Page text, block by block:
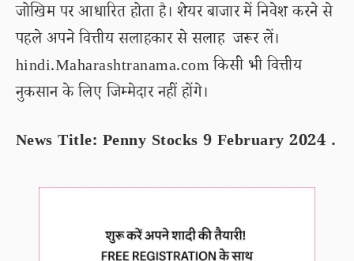
जोखिम पर आधारित होता है। शेयर बाजार में निवेश करने से
पहले अपने वित्तीय सलाहकार से सलाह जरूर लें।
hindi.Maharashtranama.com किसी भी वित्तीय
नुकसान के लिए जिम्मेदार नहीं होंगे।
News Title: Penny Stocks 9 February 2024 .